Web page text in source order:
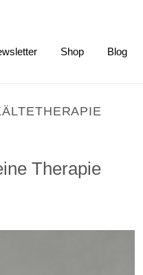
Shop Blog
Therapie